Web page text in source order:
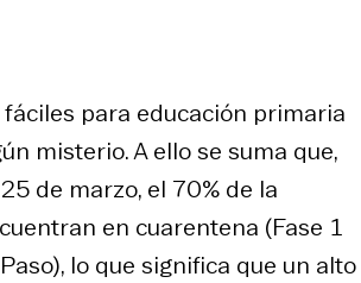
para educación primaria
misterio. A ello se suma que,
de marzo, el 70% de la
en cuarentena (Fase 1
lo que significa que un alto